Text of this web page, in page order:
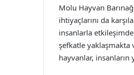
Molu Hayvan
ihtiyaçlarını da
insanlarla etkileşimde
şefkatle yaklaşmakta
hayvanlar,